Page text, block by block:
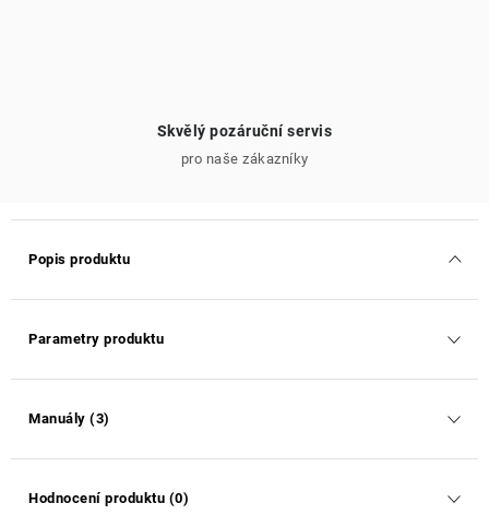
Skvělý pozáruční servis
pro naše zákazníky
Popis produktu
Parametry produktu
Manuály (3)
Hodnocení produktu (0)